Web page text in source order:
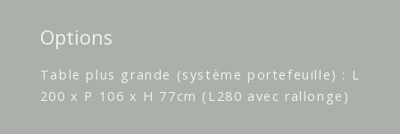
Options
Table plus grande (système portefeuille) : L
200 x P 106 x H 77cm (L280 avec rallonge)